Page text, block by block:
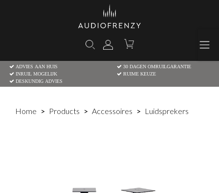
ADVIES AAN HUIS
30 DAGEN OMRUILGARANTIE
INRUIL MOGELIJK
RUIME KEUZE
DESKUNDIG ADVIES
Home Products Accessoires Luidsprekers